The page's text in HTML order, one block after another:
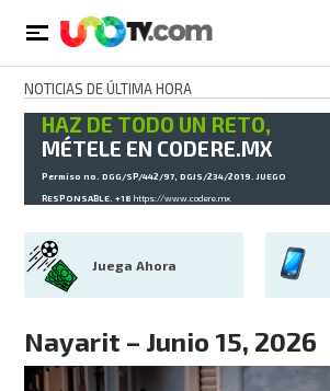
NOTICIAS DE ÚLTIMA HORA
HAZ DE TODO UN RETO,
MÉTELE EN CODERE.MX
Permiso no. DGG/SP/442/97, DGJS/234/2019. JUEGO
RESPONSABLE. +18https://www.codere.mx
Juega Ahora
Nayarit – Junio 15, 2026